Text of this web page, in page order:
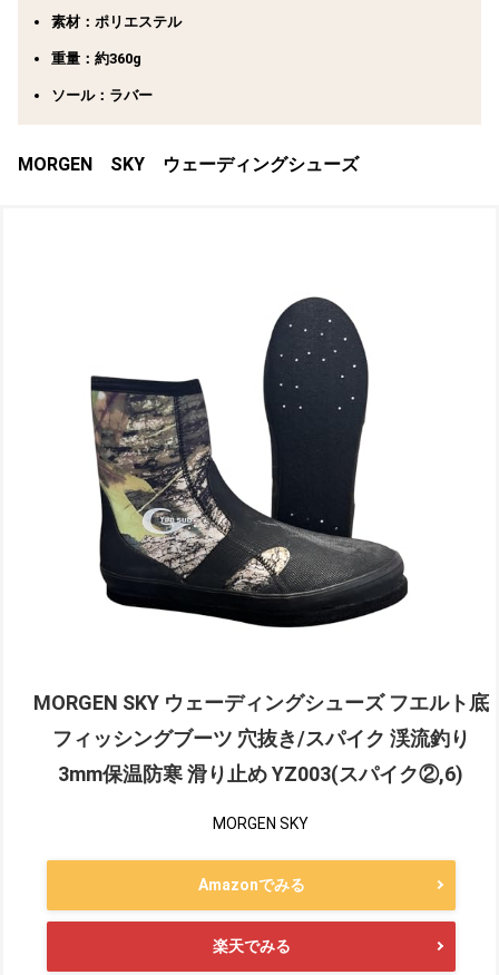
素材：ポリエステル
重量：約360g
ソール：ラバー
MORGEN SKY ウェーディングシューズ
MORGEN SKY ウェーディングシューズ フエルト底
フィッシングブーツ 穴抜き/スパイク 渓流釣り
3mm保温防寒 滑り止め YZ003(スパイク②,6)
MORGEN SKY
Amazonでみる
楽天でみる